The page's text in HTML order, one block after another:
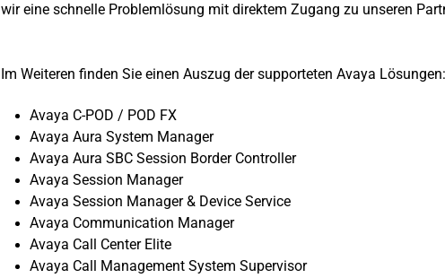
wir eine schnelle Problemlösung mit direktem Zugang zu unseren
Im Weiteren finden Sie einen Auszug der supporteten Avaya Lösungen:
Avaya C-POD / POD FX
Avaya Aura System Manager
Avaya Aura SBC Session Border Controller
Avaya Session Manager
Avaya Session Manager & Device Service
Avaya Communication Manager
Avaya Call Center Elite
Avaya Call Management System Supervisor